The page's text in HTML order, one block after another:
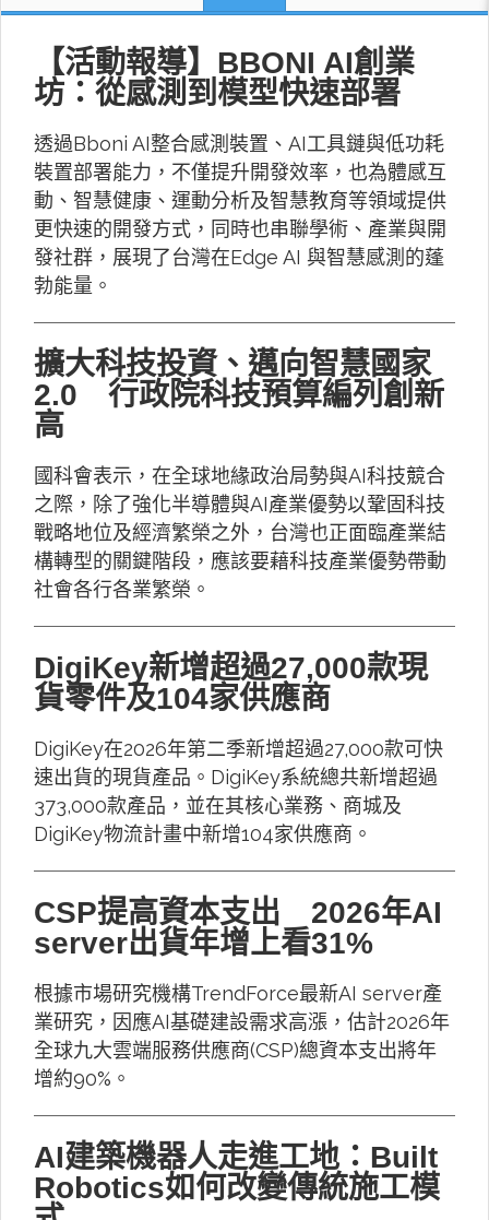
【活動報導】BBONI AI創業
坊：從感測到模型快速部署
透過Bboni AI整合感測裝置、AI工具鏈與低功耗
裝置部署能力，不僅提升開發效率，也為體感互
動、智慧健康、運動分析及智慧教育等領域提供
更快速的開發方式，同時也串聯學術、產業與開
發社群，展現了台灣在Edge AI 與智慧感測的蓬
勃能量。
擴大科技投資、邁向智慧國家
2.0 行政院科技預算編列創新
高
國科會表示，在全球地緣政治局勢與AI科技競合
之際，除了強化半導體與AI產業優勢以鞏固科技
戰略地位及經濟繁榮之外，台灣也正面臨產業結
構轉型的關鍵階段，應該要藉科技產業優勢帶動
社會各行各業繁榮。
DigiKey新增超過27,000款現
貨零件及104家供應商
DigiKey在2026年第二季新增超過27,000款可快
速出貨的現貨產品。DigiKey系統總共新增超過
373,000款產品，並在其核心業務、商城及
DigiKey物流計畫中新增104家供應商。
CSP提高資本支出 2026年AI
server出貨年增上看31%
根據市場研究機構TrendForce最新AI server產
業研究，因應AI基礎建設需求高漲，估計2026年
全球九大雲端服務供應商(CSP)總資本支出將年
增約90%。
AI建築機器人走進工地：Built
Robotics如何改變傳統施工模